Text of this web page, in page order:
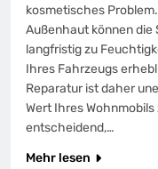
kosmetisches
Außenhaut können
langfristig zu
Ihres Fahrzeugs
Reparatur ist daher
Wert Ihres
entscheidend,…
Mehr lesen